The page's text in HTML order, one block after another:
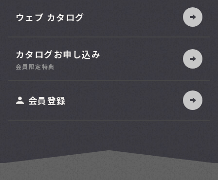
幅120cm台
幅180cm台
ウェブ カタログ
カタログお申し込み
会員限定特典
会員登録